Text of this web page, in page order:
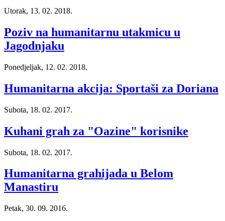
Utorak, 13. 02. 2018.
Poziv na humanitarnu utakmicu u
Jagodnjaku
Ponedjeljak, 12. 02. 2018.
Humanitarna akcija: Sportaši za Doriana
Subota, 18. 02. 2017.
Kuhani grah za "Oazine" korisnike
Subota, 18. 02. 2017.
Humanitarna grahijada u Belom
Manastiru
Petak, 30. 09. 2016.